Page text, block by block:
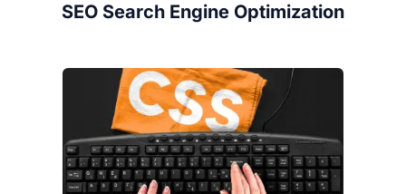
SEO Search Engine Optimization